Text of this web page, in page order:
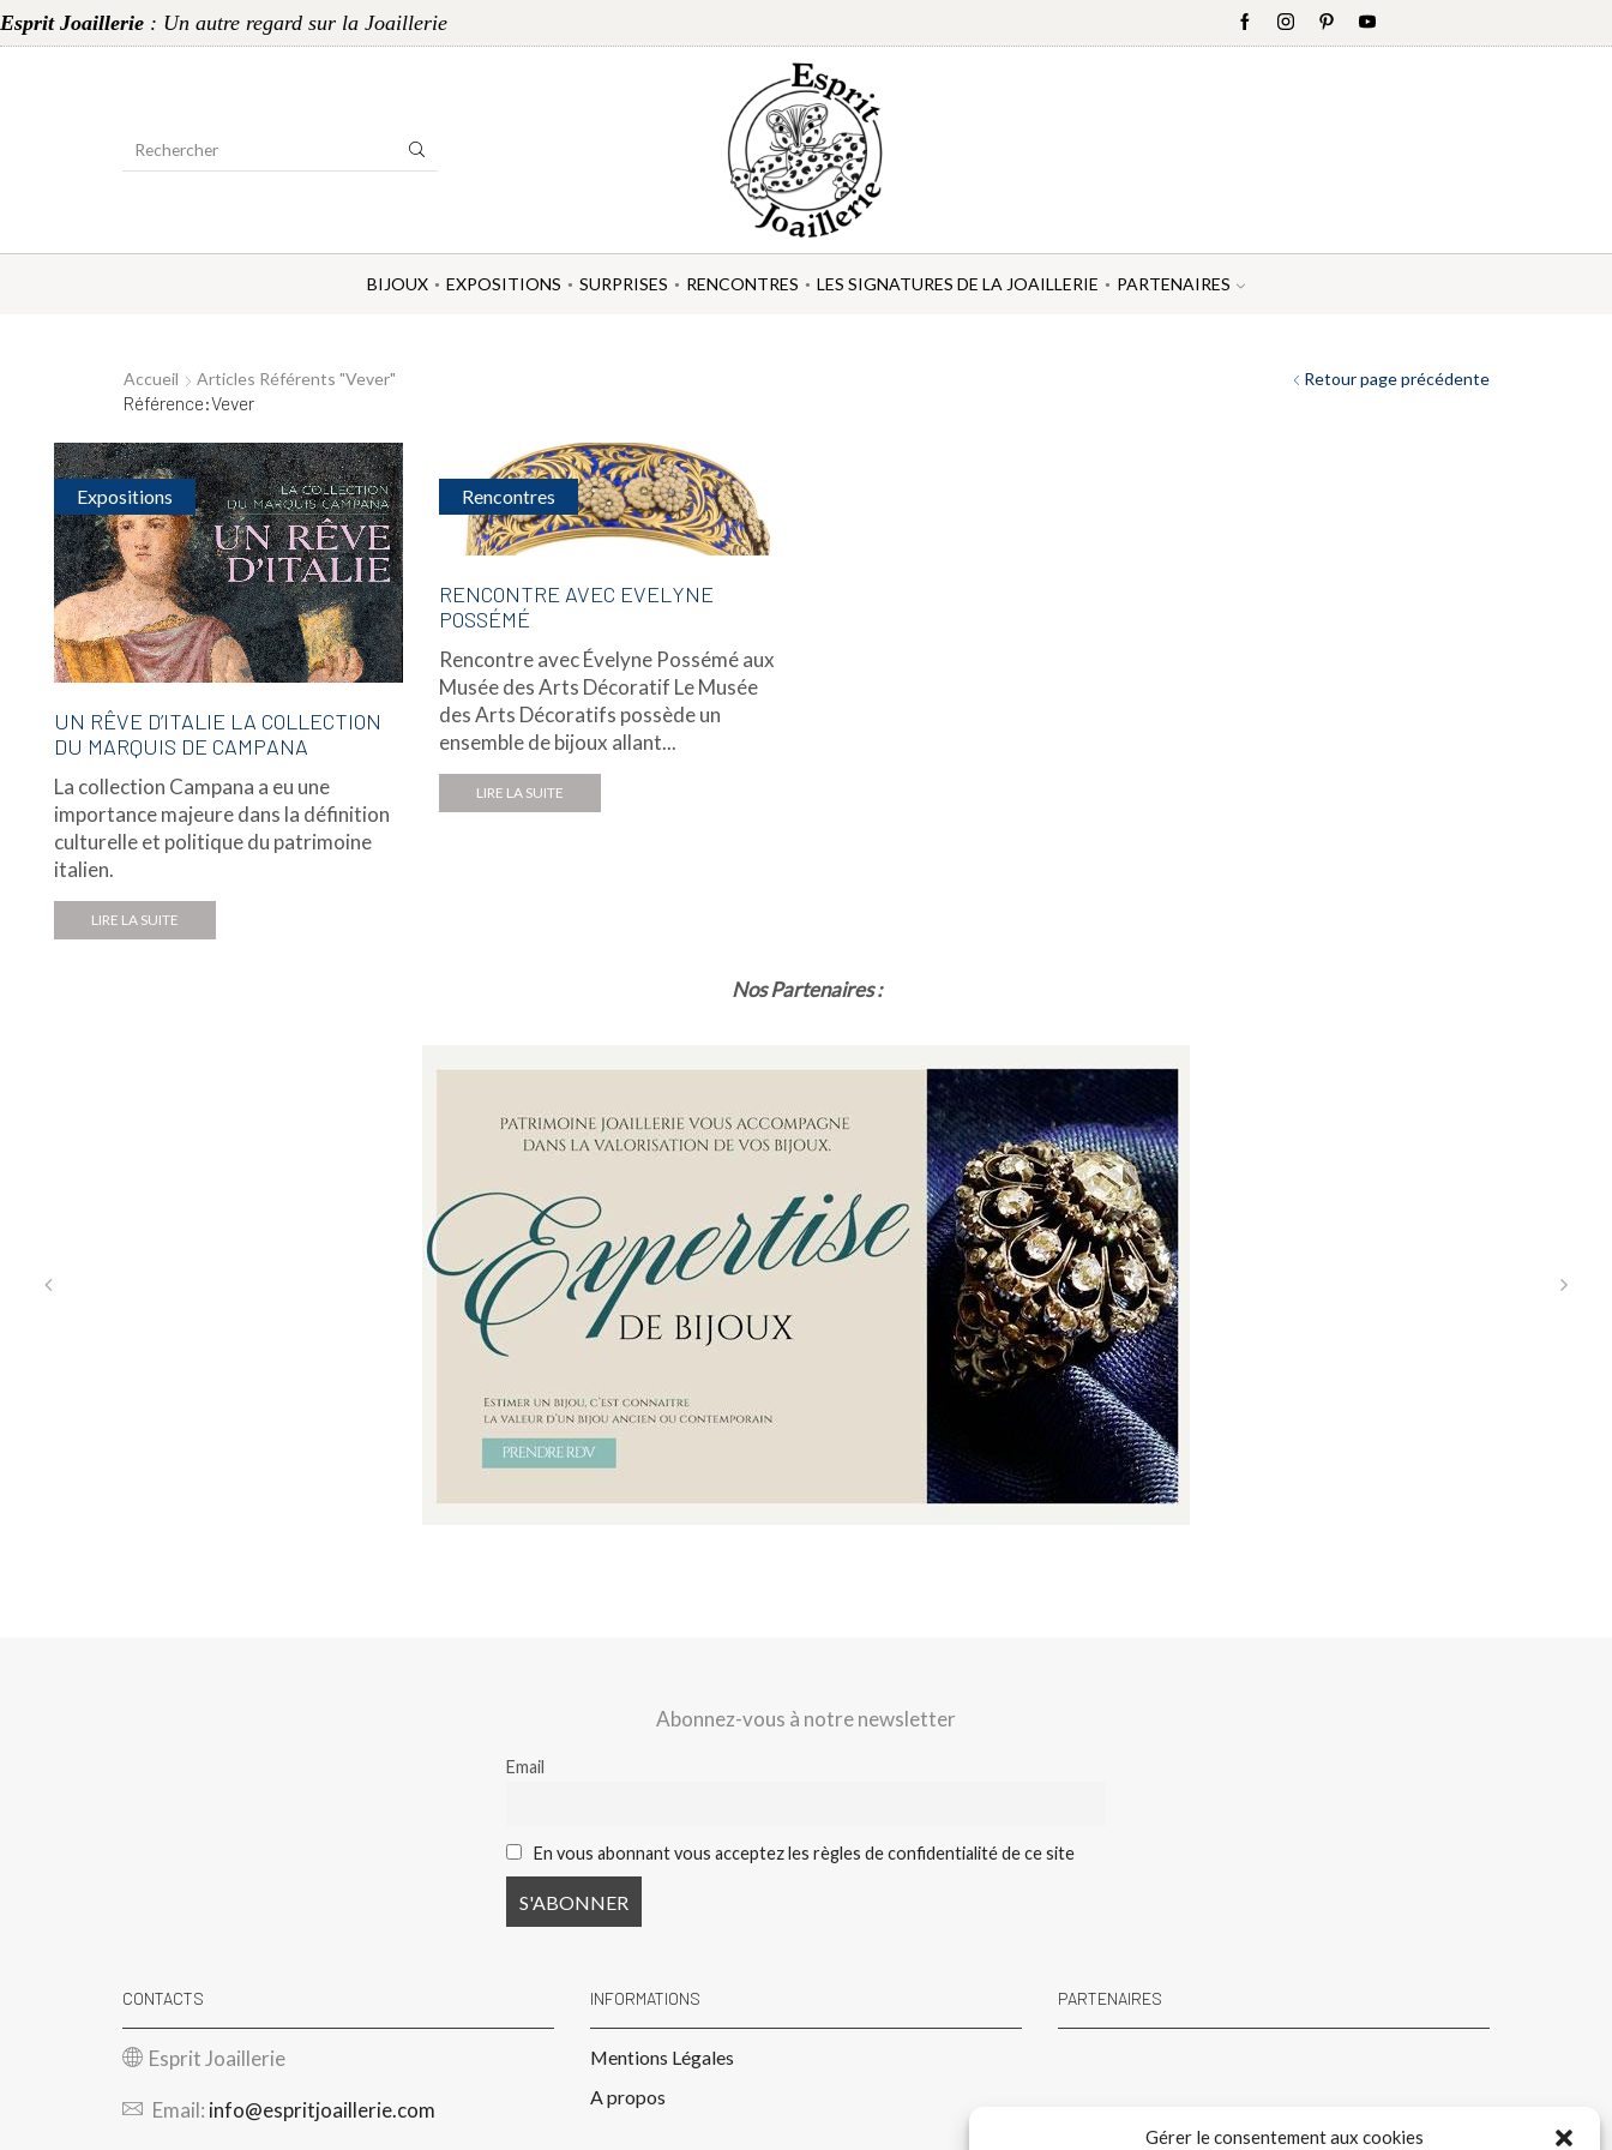
Gérer le consentement aux cookies
Esprit Joaillerie : Un autre regard sur la Joaillerie
BIJOUX EXPOSITIONS SURPRISES RENCONTRES LES SIGNATURES DE LA JOAILLERIE PARTENAIRES
Retour page précédente
Accueil Articles Référents "Vever"
Référence:Vever
Expositions
UN RÊVE D’ITALIE LA COLLECTION
DU MARQUIS DE CAMPANA
La collection Campana a eu une
importance majeure dans la définition
culturelle et politique du patrimoine
italien.
LIRE LA SUITE
Rencontres
RENCONTRE AVEC EVELYNE
POSSÉMÉ
Rencontre avec Évelyne Possémé aux
Musée des Arts Décoratif Le Musée
des Arts Décoratifs possède un
ensemble de bijoux allant...
LIRE LA SUITE
Nos Partenaires :
Abonnez-vous à notre newsletter
Email
En vous abonnant vous acceptez les règles de confidentialité de ce site
CONTACTS
Esprit Joaillerie
Email: info@espritjoaillerie.com
INFORMATIONS
Mentions Légales
A propos
PARTENAIRES